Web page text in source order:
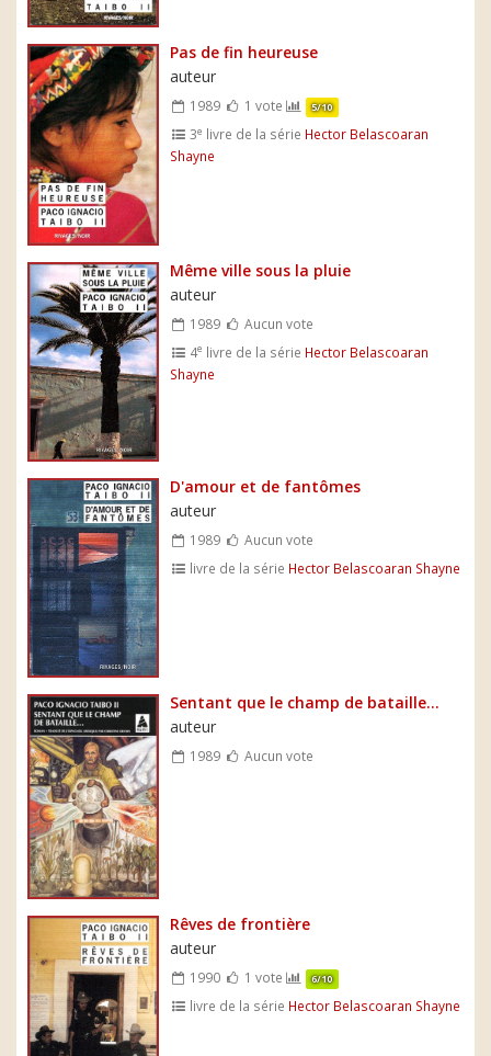
Pas de fin heureuse
auteur
1989 1 vote 5/10
3e livre de la série Hector Belascoaran
Shayne
Même ville sous la pluie
auteur
1989
Aucun vote
4e livre de la série Hector Belascoaran
Shayne
D'amour et de fantômes
auteur
1989
Aucun vote
livre de la série Hector Belascoaran Shayne
Sentant que le champ de bataille...
auteur
1989 Aucun vote
Rêves de frontière
auteur
1990 1 vote 6/10
livre de la série Hector Belascoaran Shayne